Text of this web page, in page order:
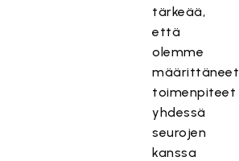
tärkeää,
että
olemme
määrittäneet
toimenpiteet
yhdessä
seurojen
kanssa